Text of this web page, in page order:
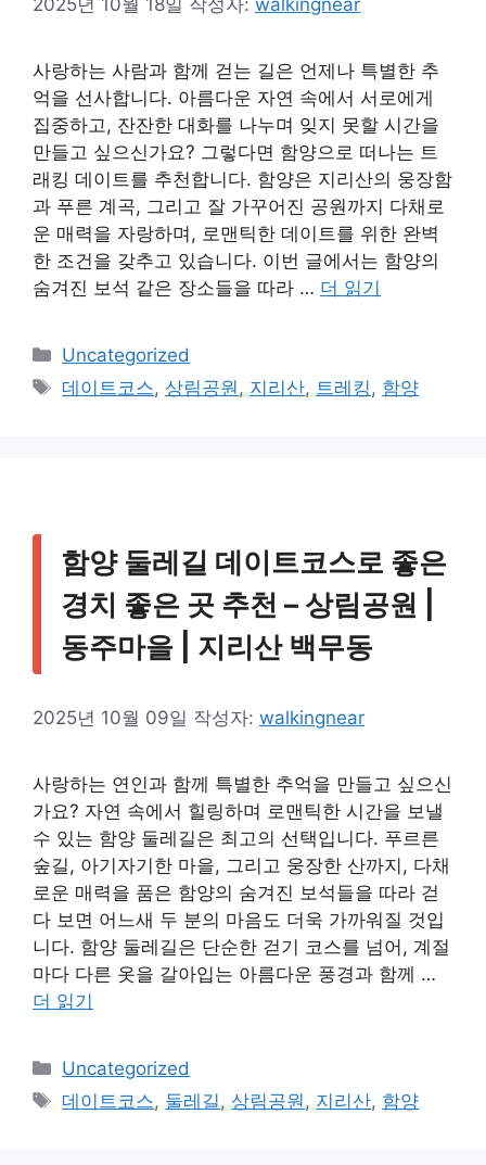
사랑하는 사람과 함께 걷는 길은 언제나 특별한 추
억을 선사합니다. 아름다운 자연 속에서 서로에게
집중하고, 잔잔한 대화를 나누며 잊지 못할 시간을
만들고 싶으신가요? 그렇다면 함양으로 떠나는 트
래킹 데이트를 추천합니다. 함양은 지리산의 웅장함
과 푸른 계곡, 그리고 잘 가꾸어진 공원까지 다채로
운 매력을 자랑하며, 로맨틱한 데이트를 위한 완벽
한 조건을 갖추고 있습니다. 이번 글에서는 함양의
숨겨진 보석 같은 장소들을 따라 … 더 읽기
카
테
고
Uncategorized
태
데이트코스, 상림공원 , 지리산, 트레킹 , 함양
함양 둘레길 데이트코스로 좋은
경치 좋은 곳 추천 – 상림공원 |
동주마을 | 지리산 백무동
2025년 10월 09일 작성자: walkingnear
사랑하는 연인과 함께 특별한 추억을 만들고 싶으신
가요? 자연 속에서 힐링하며 로맨틱한 시간을 보낼
수 있는 함양 둘레길은 최고의 선택입니다. 푸르른
숲길, 아기자기한 마을, 그리고 웅장한 산까지, 다채
로운 매력을 품은 함양의 숨겨진 보석들을 따라 걷
다 보면 어느새 두 분의 마음도 더욱 가까워질 것입
니다. 함양 둘레길은 단순한 걷기 코스를 넘어, 계절
마다 다른 옷을 갈아입는 아름다운 풍경과 함께 …
더 읽기
카
테
고
Uncategorized
태
데이트코스, 둘레길 , 상림공원 , 지리산, 함양